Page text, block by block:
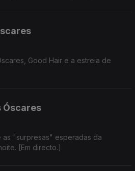
Good Hair e a estreia de
Óscares
as "surpresas" esperadas da
[Em directo.]